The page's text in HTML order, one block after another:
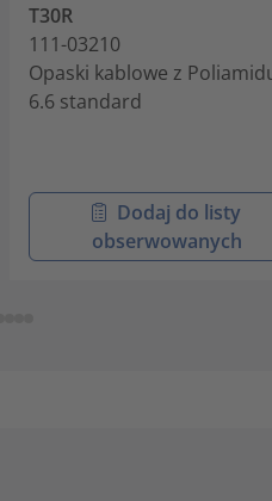
T30R
111-03210
Opaski kablowe z
6.6 standard
Dodaj do listy
obserwowanych